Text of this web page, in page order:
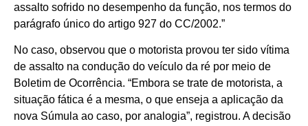
assalto sofrido no desempenho da função, nos termos do
parágrafo único do artigo 927 do CC/2002.”
No caso, observou que o motorista provou ter sido vítima
de assalto na condução do veículo da ré por meio de
Boletim de Ocorrência. “Embora se trate de motorista, a
situação fática é a mesma, o que enseja a aplicação da
nova Súmula ao caso, por analogia”, registrou. A decisão